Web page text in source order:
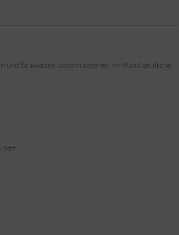
Schwarzen Johannisbeeren. Im Mund deutliche,